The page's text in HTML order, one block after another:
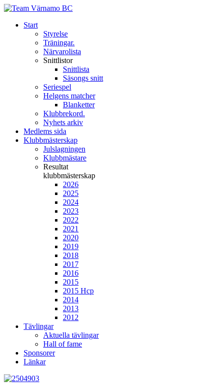
Start
Styrelse
Träningar.
Närvarolista
Snittlistor
Snittlista
Säsongs snitt
Seriespel
Helgens matcher
Blanketter
Klubbrekord.
Nyhets arkiv
Medlems sida
Klubbmästerskap
Julslagningen
Klubbmästare
Resultat
klubbmästerskap
2026
2025
2024
2023
2022
2021
2020
2019
2018
2017
2016
2015
2015 Hcp
2014
2013
2012
Tävlingar
Aktuella tävlingar
Hall of fame
Sponsorer
Länkar